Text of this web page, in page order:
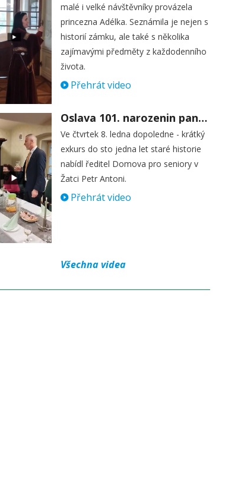
malé i velké návštěvníky provázela
princezna Adélka. Seznámila je nejen s
historií zámku, ale také s několika
zajímavými předměty z každodenního
života.
Přehrát video
Oslava 101. narozenin paní Věry Skořepové
Ve čtvrtek 8. ledna dopoledne - krátký
exkurs do sto jedna let staré historie
nabídl ředitel Domova pro seniory v
Žatci Petr Antoni.
Přehrát video
Všechna videa